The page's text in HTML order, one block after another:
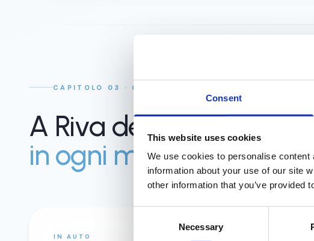
Consent
This website uses cookies
We use cookies to personalise
information about your use of our site
other information that you’ve provided
Necessary
CAPITOLO 03 · COME ARRIVARE
A Riva del Garda
in ogni modo.
IN AUTO